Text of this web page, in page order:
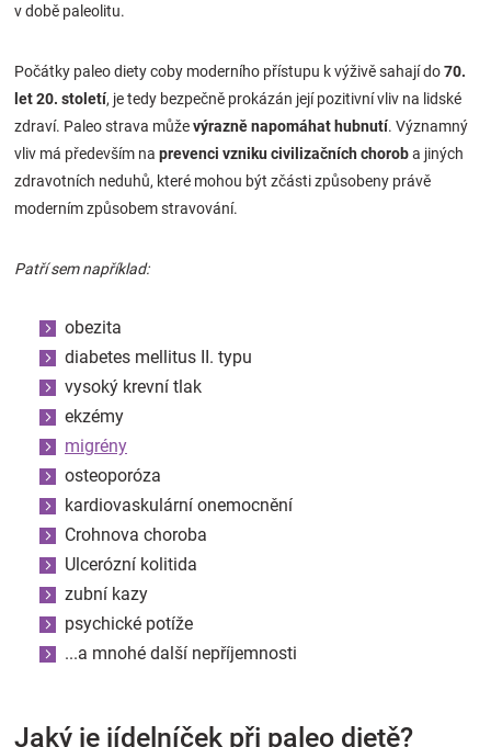
v době paleolitu.
Počátky paleo diety coby moderního přístupu k výživě sahají do70.
let 20. století, je tedy bezpečně prokázán její pozitivní vliv na lidské
zdraví. Paleo strava můževýrazně napomáhat hubnutí. Významný
vliv má především na prevenci vzniku civilizačních choroba jiných
zdravotních neduhů, které mohou být zčásti způsobeny právě
moderním způsobem stravování.
Patří sem například:
obezita
diabetes mellitus II. typu
vysoký krevní tlak
ekzémy
migrény
osteoporóza
kardiovaskulární onemocnění
Crohnova choroba
Ulcerózní kolitida
zubní kazy
psychické potíže
...a mnohé další nepříjemnosti
Jaký je jídelníček při paleo dietě?